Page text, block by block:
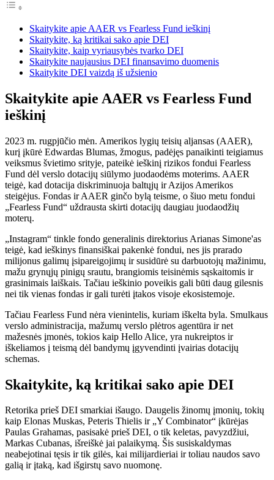
Skaitykite apie AAER vs Fearless Fund ieškinį
Skaitykite, ką kritikai sako apie DEI
Skaitykite, kaip vyriausybės tvarko DEI
Skaitykite naujausius DEI finansavimo duomenis
Skaitykite DEI vaizdą iš užsienio
Skaitykite apie AAER vs Fearless Fund
ieškinį
2023 m. rugpjūčio mėn. Amerikos lygių teisių aljansas (AAER),
kurį įkūrė Edwardas Blumas, žmogus, padėjęs panaikinti teigiamus
veiksmus švietimo srityje, pateikė ieškinį rizikos fondui Fearless
Fund dėl verslo dotacijų siūlymo juodaodėms moterims. AAER
teigė, kad dotacija diskriminuoja baltųjų ir Azijos Amerikos
steigėjus. Fondas ir AAER ginčo bylą teisme, o šiuo metu fondui
„Fearless Fund“ uždrausta skirti dotacijų daugiau juodaodžių
moterų.
„Instagram“ tinkle fondo generalinis direktorius Arianas Simone'as
teigė, kad ieškinys finansiškai pakenkė fondui, nes jis prarado
milijonus galimų įsipareigojimų ir susidūrė su darbuotojų mažinimu,
mažu grynųjų pinigų srautu, brangiomis teisinėmis sąskaitomis ir
grasinimais laiškais. Tačiau ieškinio poveikis gali būti daug gilesnis
nei tik vienas fondas ir gali turėti įtakos visoje ekosistemoje.
Tačiau Fearless Fund nėra vienintelis, kuriam iškelta byla. Smulkaus
verslo administracija, mažumų verslo plėtros agentūra ir net
mažesnės įmonės, tokios kaip Hello Alice, yra nukreiptos ir
iškeliamos į teismą dėl bandymų įgyvendinti įvairias dotacijų
schemas.
Skaitykite, ką kritikai sako apie DEI
Retorika prieš DEI smarkiai išaugo. Daugelis žinomų įmonių, tokių
kaip Elonas Muskas, Peteris Thielis ir „Y Combinator“ įkūrėjas
Paulas Grahamas, pasisakė prieš DEI, o tik keletas, pavyzdžiui,
Markas Cubanas, išreiškė jai palaikymą. Šis susiskaldymas
neabejotinai tęsis ir tik gilės, kai milijardieriai ir toliau naudos savo
galią ir įtaką, kad išgirstų savo nuomonę.